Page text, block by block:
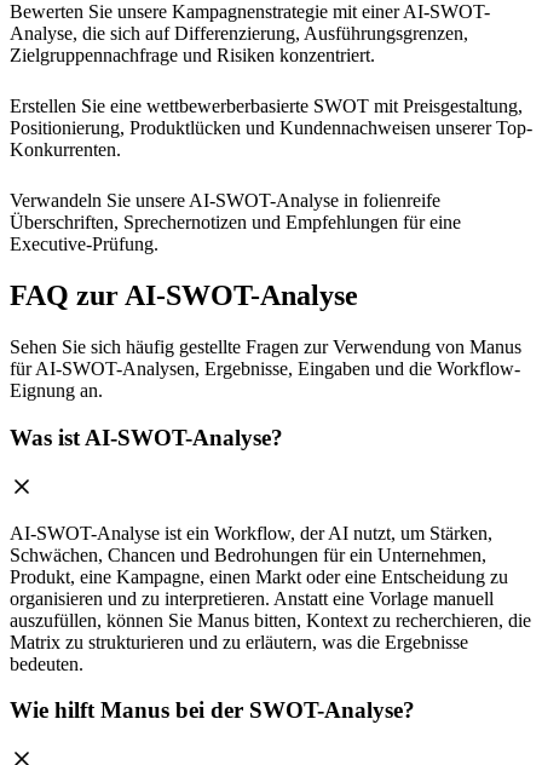
Bewerten Sie unsere Kampagnenstrategie mit einer AI-SWOT-
Analyse, die sich auf Differenzierung, Ausführungsgrenzen,
Zielgruppennachfrage und Risiken konzentriert.
Erstellen Sie eine wettbewerberbasierte SWOT mit Preisgestaltung,
Positionierung, Produktlücken und Kundennachweisen unserer Top-
Konkurrenten.
Verwandeln Sie unsere AI-SWOT-Analyse in folienreife
Überschriften, Sprechernotizen und Empfehlungen für eine
Executive-Prüfung.
FAQ zur AI-SWOT-Analyse
Sehen Sie sich häufig gestellte Fragen zur Verwendung von Manus
für AI-SWOT-Analysen, Ergebnisse, Eingaben und die Workflow-
Eignung an.
Was ist AI-SWOT-Analyse?
AI-SWOT-Analyse ist ein Workflow, der AI nutzt, um Stärken,
Schwächen, Chancen und Bedrohungen für ein Unternehmen,
Produkt, eine Kampagne, einen Markt oder eine Entscheidung zu
organisieren und zu interpretieren. Anstatt eine Vorlage manuell
auszufüllen, können Sie Manus bitten, Kontext zu recherchieren, die
Matrix zu strukturieren und zu erläutern, was die Ergebnisse
bedeuten.
Wie hilft Manus bei der SWOT-Analyse?